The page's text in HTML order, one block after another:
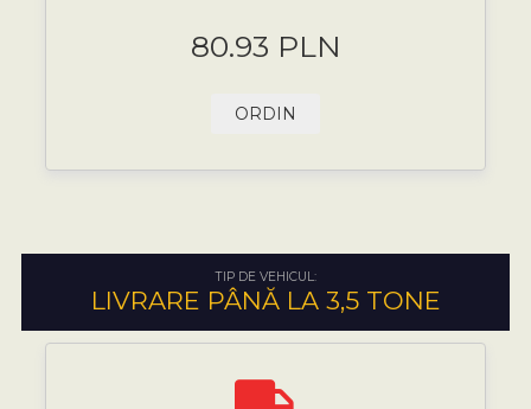
80.93 PLN
ORDIN
TIP DE VEHICUL:
LIVRARE PÂNĂ LA 3,5 TONE